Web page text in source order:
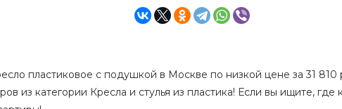
пластиковое с подушкой в Москве по низкой цене за 31
из категории Кресла и стулья из пластика! Если вы ищите,